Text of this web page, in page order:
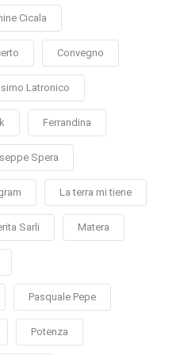
Cicala
Convegno
Latronico
Ferrandina
Spera
La terra mi tiene
Sarli Matera
Pasquale Pepe
Potenza